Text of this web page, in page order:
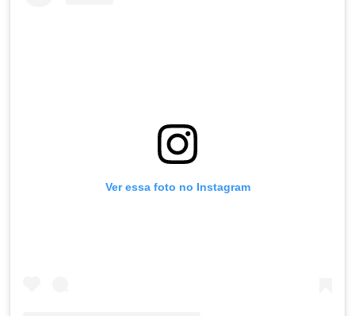
Ver essa foto no Instagram